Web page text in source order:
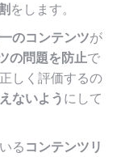
をします。
のコンテンツが
の問題を防止で
しく評価するの
ないよう にして
る コンテンツリ